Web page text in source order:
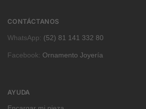
CONTÁCTANOS
WhatsApp: (52) 81 141 332 80
Facebook: Ornamento Joyería
AYUDA